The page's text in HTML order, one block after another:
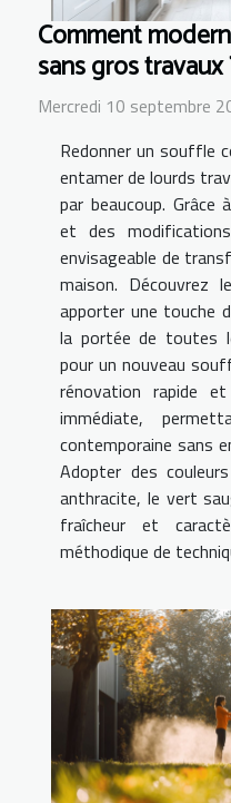
Comment
sans gros travaux
Mercredi 10 septembre
Redonner un souffle
entamer de lourds
par beaucoup. Grâce
et des
envisageable de
maison. Découvrez
apporter une touche
la portée de toutes
pour un nouveau
rénovation rapide
immédiate,
contemporaine sans
Adopter des
anthracite, le vert
fraîcheur et
méthodique de